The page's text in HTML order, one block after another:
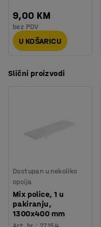
9,00 KM
bez PDV
U KOŠARICU
Slični proizvodi
Dostupan u nekoliko
opcija
Mix police, 1 u
pakiranju,
1300x400 mm